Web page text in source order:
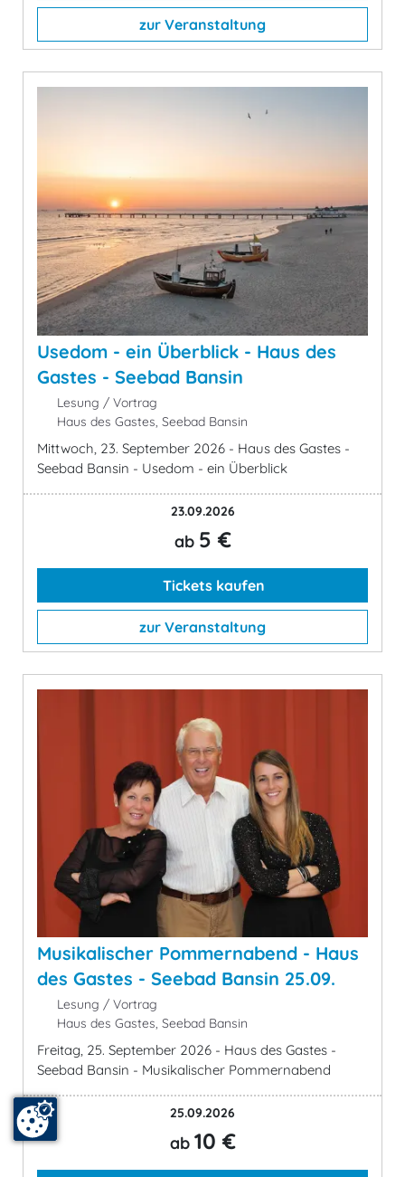
zur Veranstaltung
Usedom - ein Überblick - Haus des
Gastes - Seebad Bansin
Lesung / Vortrag
Haus des Gastes, Seebad Bansin
Mittwoch, 23. September 2026 - Haus des Gastes -
Seebad Bansin - Usedom - ein Überblick
23.09.2026
ab 5 €
Tickets kaufen
zur Veranstaltung
Musikalischer Pommernabend - Haus
des Gastes - Seebad Bansin 25.09.
Lesung / Vortrag
Haus des Gastes, Seebad Bansin
Freitag, 25. September 2026 - Haus des Gastes -
Seebad Bansin - Musikalischer Pommernabend
25.09.2026
ab 10 €